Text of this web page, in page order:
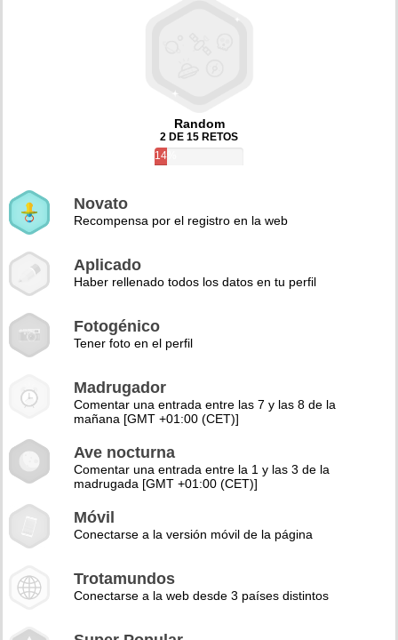
Random
2 DE 15 RETOS
14%
Novato
Recompensa por el registro en la web
Aplicado
Haber rellenado todos los datos en tu perfil
Fotogénico
Tener foto en el perfil
Madrugador
Comentar una entrada entre las 7 y las 8 de la
mañana [GMT +01:00 (CET)]
Ave nocturna
Comentar una entrada entre la 1 y las 3 de la
madrugada [GMT +01:00 (CET)]
Móvil
Conectarse a la versión móvil de la página
Trotamundos
Conectarse a la web desde 3 países distintos